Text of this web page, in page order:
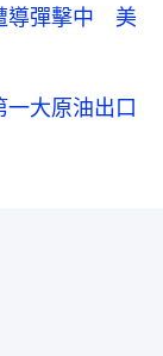
導彈擊中 美
大原油出口